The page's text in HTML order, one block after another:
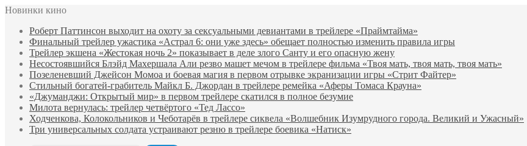
Новинки кино
Роберт Паттинсон выходит на охоту за сексуальными девиантами в трейлере «Праймтайма»
Финальный трейлер ужастика «Астрал 6: они уже здесь» обещает полностью изменить правила игры
Трейлер экшена «Жестокая ночь 2» показывает в деле злого Санту и его опасную жену
Несостоявшийся Блэйд Махершала Али резво машет мечом в трейлере фильма «Твоя мать, твоя мать, твоя мать»
Позеленевший Джейсон Момоа и боевая магия в первом отрывке экранизации игры «Стрит Файтер»
Стильный богатей-грабитель Майкл Б. Джордан в трейлере ремейка «Аферы Томаса Крауна»
«Джуманджи: Открытый мир» в первом трейлере скатился в полное безумие
Милота вернулась: трейлер четвёртого «Тед Лассо»
Ходченкова, Колокольников и Чеботарёв в трейлере сиквела «Волшебник Изумрудного города. Великий и Ужасный»
Три универсальных солдата устраивают резню в трейлере боевика «Натиск»